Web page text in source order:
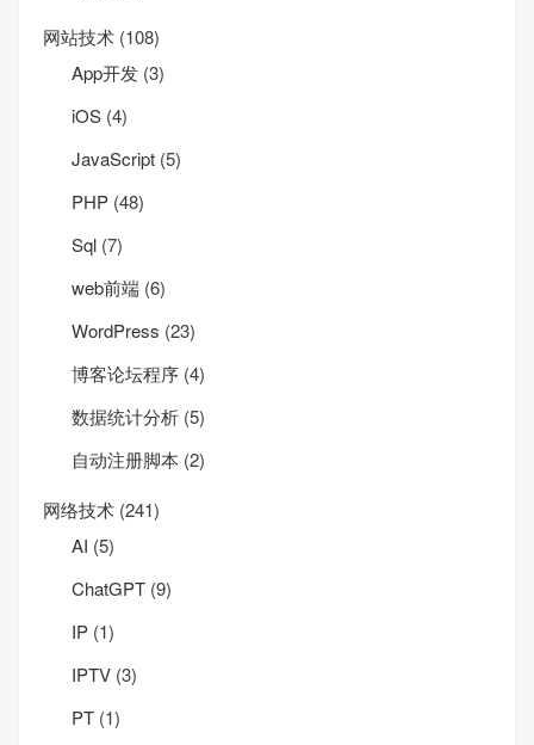
网站技术 (108)
App开发 (3)
iOS (4)
JavaScript (5)
PHP (48)
Sql (7)
web前端 (6)
WordPress (23)
博客论坛程序 (4)
数据统计分析 (5)
自动注册脚本 (2)
网络技术 (241)
AI (5)
ChatGPT (9)
IP (1)
IPTV (3)
PT (1)